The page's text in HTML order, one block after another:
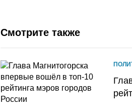
Смотрите также